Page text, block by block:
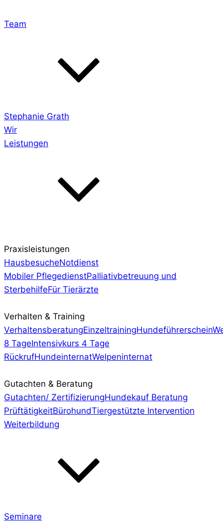
Team
Stephanie Grath
Wir
Leistungen
Praxisleistungen
HausbesucheNotdienst
Mobiler PflegedienstPalliativbetreuung und
SterbehilfeFür Tierärzte
Verhalten & Training
VerhaltensberatungEinzeltrainingHundeführerschein
8 TageIntensivkurs 4 Tage
RückrufHundeinternatWelpeninternat
Gutachten & Beratung
Gutachten/ ZertifizierungHundekauf Beratung
PrüftätigkeitBürohundTiergestützte Intervention
Weiterbildung
Seminare